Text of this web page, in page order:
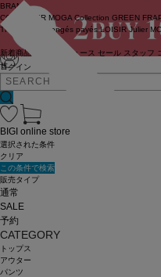
ログイン
BRAND
COUTURIER MOGA Collection GREEN
TRISTESSE
congés payés LOISIR Julier
新着商品 ニュース セール スタッフ
せ
BIGI online store
選択された条件
クリア
この条件で検索
販売タイプ
通常
SALE
予約
CATEGORY
トップス
アウター
パンツ